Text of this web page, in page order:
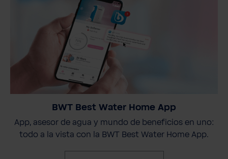
BWT Best Water Home App
App, asesor de agua y mundo de beneficios en uno:
todo a la vista con la BWT Best Water Home App.